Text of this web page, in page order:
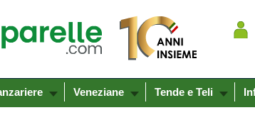
Veneziane Tende e Teli